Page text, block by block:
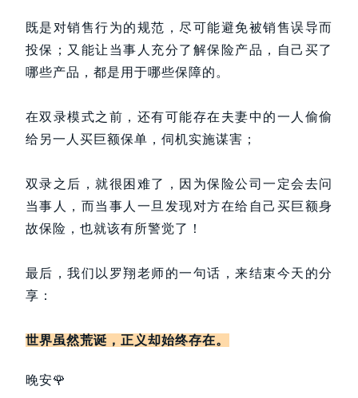
既是对销售行为的规范，尽可能避免被销售误导而
投保；又能让当事人充分了解保险产品，自己买了
哪些产品，都是用于哪些保障的。
在双录模式之前，还有可能存在夫妻中的一人偷偷
给另一人买巨额保单，伺机实施谋害；
双录之后，就很困难了，因为保险公司一定会去问
当事人，而当事人一旦发现对方在给自己买巨额身
故保险，也就该有所警觉了！
最后，我们以罗翔老师的一句话，来结束今天的分
享：
世界虽然荒诞，正义却始终存在。
晚安🌹